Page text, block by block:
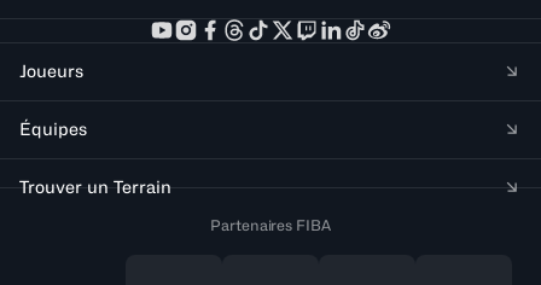
Joueurs
Équipes
Trouver un Terrain
Partenaires FIBA